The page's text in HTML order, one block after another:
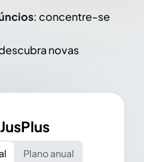
: concentre-se
novas
JusPlus
Plano anual